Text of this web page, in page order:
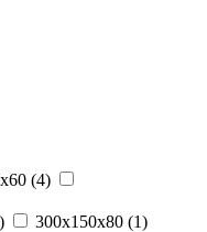
(4)
) 300x150x80 (1)